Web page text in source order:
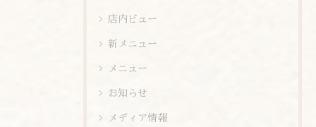
店内ビュー
新メニュー
メニュー
お知らせ
メディア情報